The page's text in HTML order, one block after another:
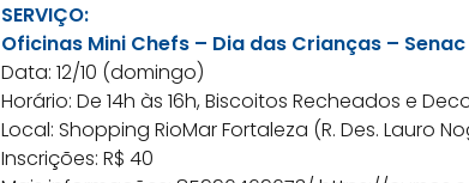
SERVIÇO:
Oficinas Mini Chefs – Dia das Crianças – Senac
Data: 12/10 (domingo)
Horário: De 14h às 16h, Biscoitos Recheados e
Local: Shopping RioMar Fortaleza (R. Des. Lauro
Inscrições: R$ 40